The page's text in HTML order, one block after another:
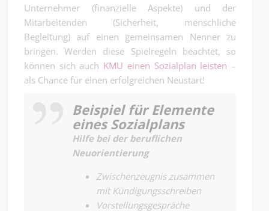
Unternehmer (finanzielle Aspekte) und der
Mitarbeitenden (Sicherheit, menschliche
Begleitung) auf einen gemeinsamen Nenner zu
bringen. Werden diese Spielregeln beachtet, so
können sich auch KMU einen Sozialplan leisten –
als Chance für einen erfolgreichen Neustart!
Beispiel für Elemente
eines Sozialplans
Hilfe bei der beruflichen
Neuorientierung
Zwischenzeugnis zusammen
mit Kündigungsschreiben
Vorstellungsgespräche